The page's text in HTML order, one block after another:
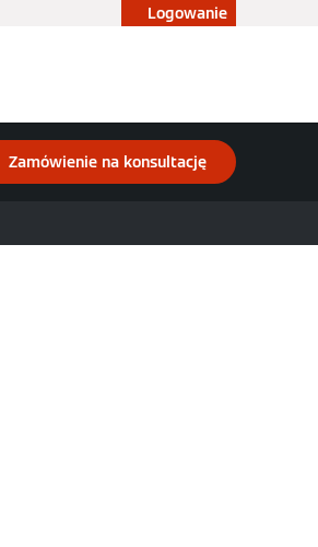
Logowanie
Zamówienie na konsultację